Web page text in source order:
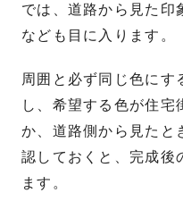
では、道路から見た印
なども目に入ります。
周囲と必ず同じ色にす
し、希望する色が住宅
か、道路側から見たと
認しておくと、完成後
ます。